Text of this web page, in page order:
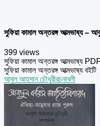
সুফিয়া কামাল অন্তরঙ্গ আত্মভাষ্য –
399 views
সুফিয়া কামাল অন্তরঙ্গ আত্মভাষ্য
সুফিয়া কামাল অন্তরঙ্গ আত্মভাষ্য
আবুল আহসান চৌধুরীরচনাবলী